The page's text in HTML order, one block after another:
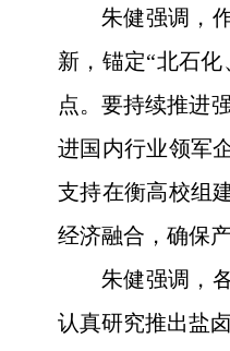
朱健强调，
新，锚定“北石
点。要持续推进
进国内行业领军
支持在衡高校组
经济融合，确保
朱健强调，
认真研究推出盐